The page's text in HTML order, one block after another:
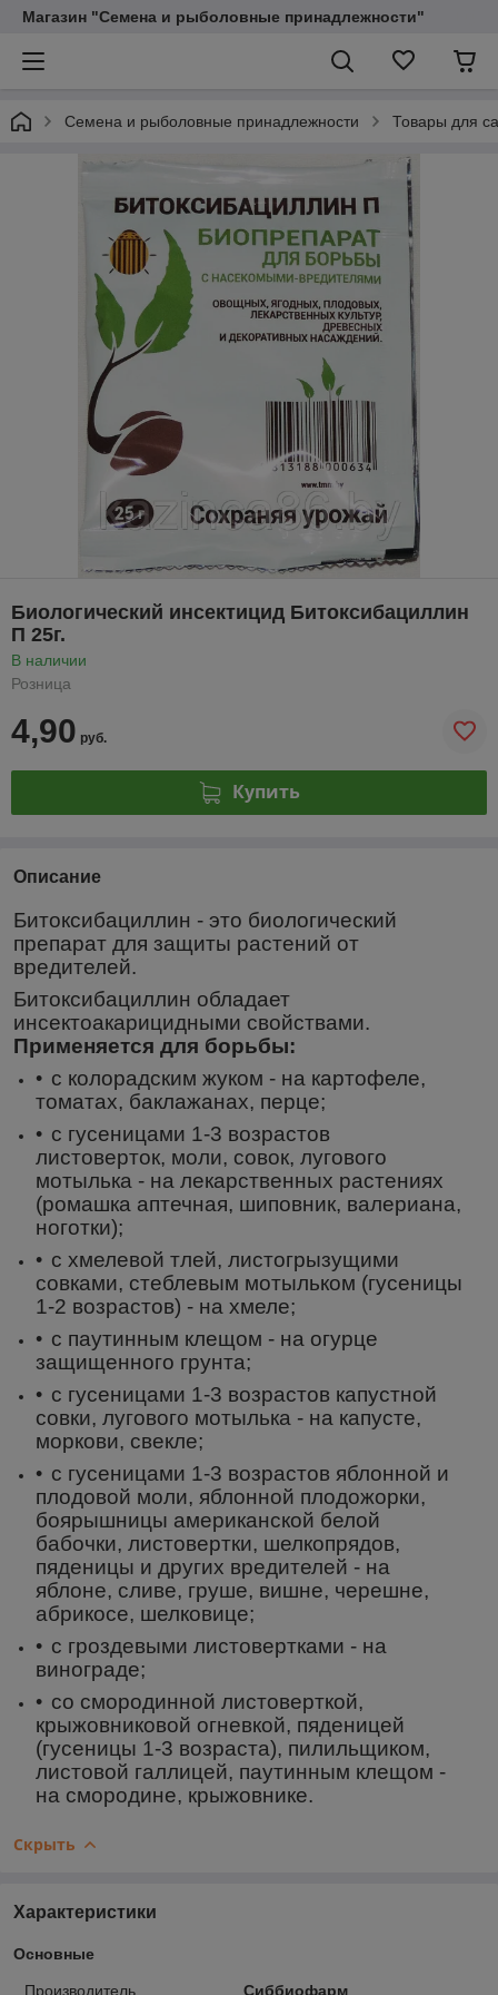
Магазин "Семена и рыболовные принадлежности"
Семена и рыболовные принадлежности Товары для
Биологический инсектицид Битоксибациллин
П 25г.
В наличии
Розница
4,90 руб.
Купить
Описание
Битоксибациллин - это биологический
препарат для защиты растений от
вредителей.
Битоксибациллин обладает
инсектоакарицидными свойствами.
Применяется для борьбы:
с колорадским жуком - на картофеле,
томатах, баклажанах, перце;
с гусеницами 1-3 возрастов
листоверток, моли, совок, лугового
мотылька - на лекарственных растениях
(ромашка аптечная, шиповник, валериана,
ноготки);
с хмелевой тлей, листогрызущими
совками, стеблевым мотыльком (гусеницы
1-2 возрастов) - на хмеле;
с паутинным клещом - на огурце
защищенного грунта;
с гусеницами 1-3 возрастов капустной
совки, лугового мотылька - на капусте,
моркови, свекле;
с гусеницами 1-3 возрастов яблонной и
плодовой моли, яблонной плодожорки,
боярышницы американской белой
бабочки, листовертки, шелкопрядов,
пяденицы и других вредителей - на
яблоне, сливе, груше, вишне, черешне,
абрикосе, шелковице;
с гроздевыми листовертками - на
винограде;
со смородинной листоверткой,
крыжовниковой огневкой, пяденицей
(гусеницы 1-3 возраста), пилильщиком,
листовой галлицей, паутинным клещом -
на смородине, крыжовнике.
Скрыть
Характеристики
Основные
Производитель Сиббиофарм